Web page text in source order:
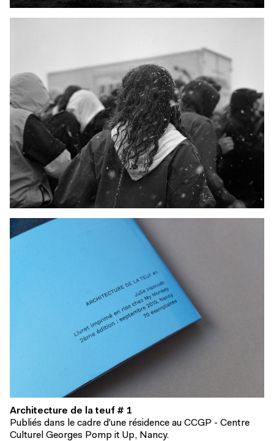
Architecture de la teuf # 1
Publiés dans le cadre d'une résidence au CCGP - Centre
Culturel Georges Pomp it Up, Nancy.